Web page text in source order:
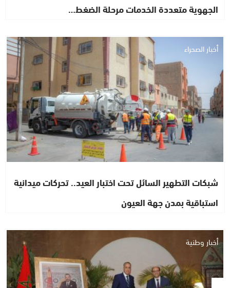
الجهوية متعددة الخدمات مرحلة الضغط…
أخبار الصحراء
شبكات التطهير السائل تحت اختبار العيد.. تحركات ميدانية
استباقية بمدن جهة العيون
أخبار وطنية